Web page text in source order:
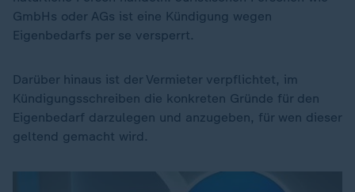
GmbHs oder AGs ist eine Kündigung wegen
Eigenbedarfs per se versperrt.
Darüber hinaus ist der Vermieter verpflichtet, im
Kündigungsschreiben die konkreten Gründe für den
Eigenbedarf darzulegen und anzugeben, für wen dieser
geltend gemacht wird.